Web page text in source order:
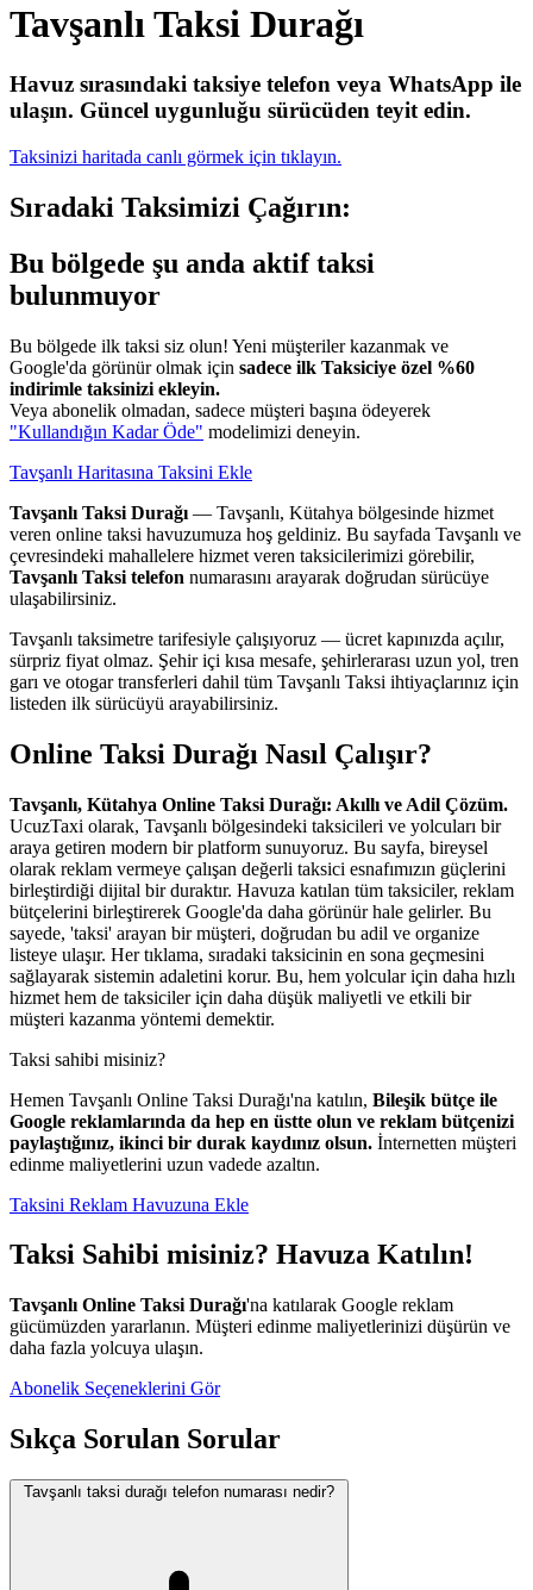
Tavşanlı Taksi Durağı
Havuz sırasındaki taksiye telefon veya WhatsApp ile
ulaşın. Güncel uygunluğu sürücüden teyit edin.
Taksinizi haritada canlı görmek için tıklayın.
Sıradaki Taksimizi Çağırın:
Bu bölgede şu anda aktif taksi
bulunmuyor
Bu bölgede ilk taksi siz olun! Yeni müşteriler kazanmak ve
Google'da görünür olmak için sadece ilk Taksiciye özel %60
indirimle taksinizi ekleyin.
Veya abonelik olmadan, sadece müşteri başına ödeyerek
"Kullandığın Kadar Öde" modelimizi deneyin.
Tavşanlı Haritasına Taksini Ekle
Tavşanlı Taksi Durağı — Tavşanlı, Kütahya bölgesinde hizmet
veren online taksi havuzumuza hoş geldiniz. Bu sayfada Tavşanlı ve
çevresindeki mahallelere hizmet veren taksicilerimizi görebilir,
Tavşanlı Taksi telefon numarasını arayarak doğrudan sürücüye
ulaşabilirsiniz.
Tavşanlı taksimetre tarifesiyle çalışıyoruz — ücret kapınızda açılır,
sürpriz fiyat olmaz. Şehir içi kısa mesafe, şehirlerarası uzun yol, tren
garı ve otogar transferleri dahil tüm Tavşanlı Taksi ihtiyaçlarınız için
listeden ilk sürücüyü arayabilirsiniz.
Online Taksi Durağı Nasıl Çalışır?
Tavşanlı, Kütahya Online Taksi Durağı: Akıllı ve Adil Çözüm.
UcuzTaxi olarak, Tavşanlı bölgesindeki taksicileri ve yolcuları bir
araya getiren modern bir platform sunuyoruz. Bu sayfa, bireysel
olarak reklam vermeye çalışan değerli taksici esnafımızın güçlerini
birleştirdiği dijital bir duraktır. Havuza katılan tüm taksiciler, reklam
bütçelerini birleştirerek Google'da daha görünür hale gelirler. Bu
sayede, 'taksi' arayan bir müşteri, doğrudan bu adil ve organize
listeye ulaşır. Her tıklama, sıradaki taksicinin en sona geçmesini
sağlayarak sistemin adaletini korur. Bu, hem yolcular için daha hızlı
hizmet hem de taksiciler için daha düşük maliyetli ve etkili bir
müşteri kazanma yöntemi demektir.
Taksi sahibi misiniz?
Hemen Tavşanlı Online Taksi Durağı'na katılın, Bileşik bütçe ile
Google reklamlarında da hep en üstte olun ve reklam bütçenizi
paylaştığınız, ikinci bir durak kaydınız olsun. İnternetten müşteri
edinme maliyetlerini uzun vadede azaltın.
Taksini Reklam Havuzuna Ekle
Taksi Sahibi misiniz? Havuza Katılın!
Tavşanlı Online Taksi Durağı'na katılarak Google reklam
gücümüzden yararlanın. Müşteri edinme maliyetlerinizi düşürün ve
daha fazla yolcuya ulaşın.
Abonelik Seçeneklerini Gör
Sıkça Sorulan Sorular
Tavşanlı taksi durağı telefon numarası nedir?